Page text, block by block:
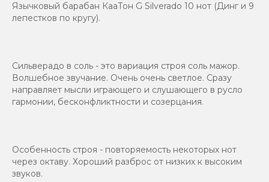
Язычковый барабан КааТон G Silverado 10 нот (Динг и 9
лепестков по кругу).
Сильверадо в соль - это вариация строя соль мажор.
Волшебное звучание. Очень очень светлое. Сразу
направляет мысли играющего и слушающего в русло
гармонии, бесконфликтности и созерцания.
Особенность строя - повторяемость некоторых нот
через октаву. Хороший разброс от низких к высоким
звуков.